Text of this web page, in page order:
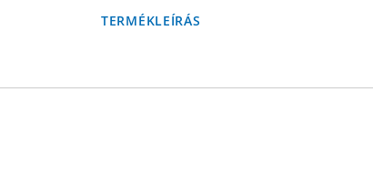
TERMÉKLEÍRÁS